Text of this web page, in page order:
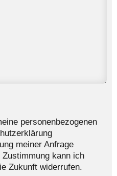
personenbezogenen
meiner Anfrage
kann ich
Zukunft widerrufen.